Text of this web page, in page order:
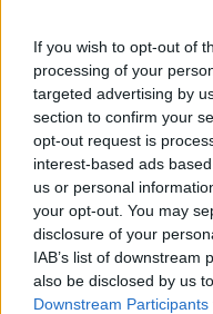
If you wish to opt-out of
processing of your
targeted advertising by
section to confirm your
opt-out request is
interest-based ads
us or personal
your opt-out. You may
disclosure of your
IAB’s list of downstream
also be disclosed by us
Downstream Participants
KRÓNIKA
Majka
lemondta